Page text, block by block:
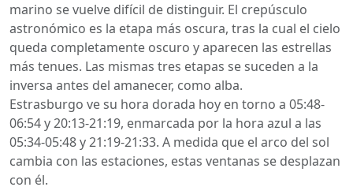
marino se vuelve difícil de distinguir. El crepúsculo
astronómico es la etapa más oscura, tras la cual el cielo
queda completamente oscuro y aparecen las estrellas
más tenues. Las mismas tres etapas se suceden a la
inversa antes del amanecer, como alba.
Estrasburgo ve su hora dorada hoy en torno a 05:48-
06:54 y 20:13-21:19, enmarcada por la hora azul a las
05:34-05:48 y 21:19-21:33. A medida que el arco del sol
cambia con las estaciones, estas ventanas se desplazan
con él.